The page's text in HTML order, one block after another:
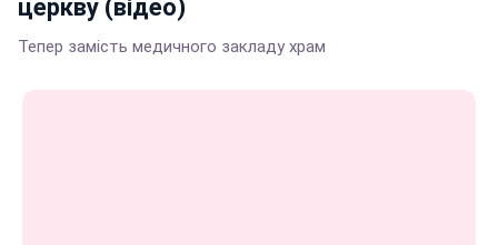
церкву (відео)
Тепер замість медичного закладу храм